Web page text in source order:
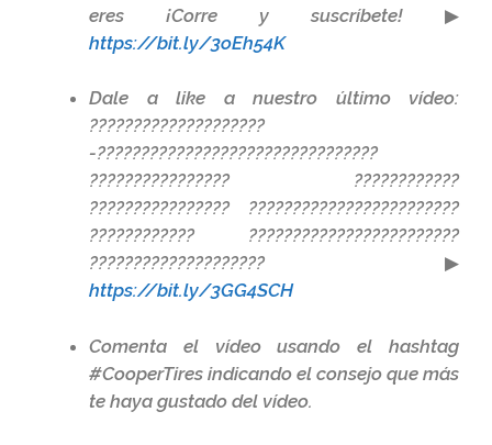
eres ¡Corre y suscríbete! ▶
https://bit.ly/3oEh54K
Dale a like a nuestro último vídeo:
????????????????????
-????????????????????????????????
???????????????? ????????????
???????????????? ????????????????????????
???????????? ????????????????????????
???????????????????? ▶
https://bit.ly/3GG4SCH
Comenta el vídeo usando el hashtag
#CooperTires indicando el consejo que más
te haya gustado del vídeo.